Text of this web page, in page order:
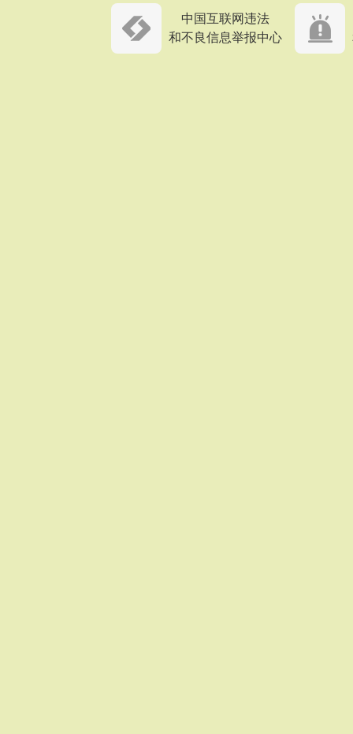
中国互联网违法
和不良信息举报中心